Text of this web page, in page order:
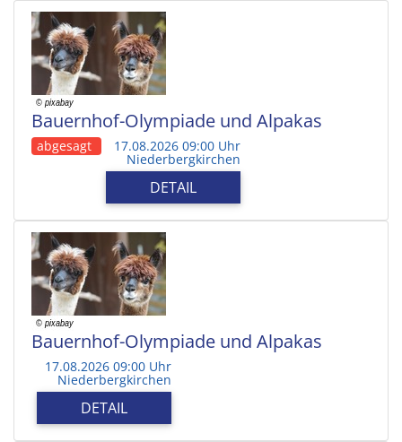
Bauernhof-Olympiade und Alpakas
abgesagt 17.08.2026 09:00 Uhr
Niederbergkirchen
DETAIL
Bauernhof-Olympiade und Alpakas
17.08.2026 09:00 Uhr
Niederbergkirchen
DETAIL